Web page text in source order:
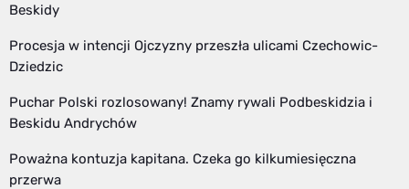
Beskidy
Procesja w intencji Ojczyzny przeszła ulicami Czechowic-
Dziedzic
Puchar Polski rozlosowany! Znamy rywali Podbeskidzia i
Beskidu Andrychów
Poważna kontuzja kapitana. Czeka go kilkumiesięczna
przerwa